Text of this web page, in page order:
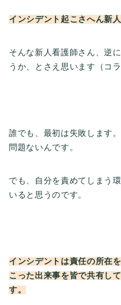
インシデント起こさへん新
そんな新人看護師さん、逆
うか、とさえ思います（コラ
誰でも、最初は失敗します
問題ないんです。
でも、自分を責めてしまう
いると思うのです。
インシデントは責任の所在
こった出来事を皆で共有し
す。